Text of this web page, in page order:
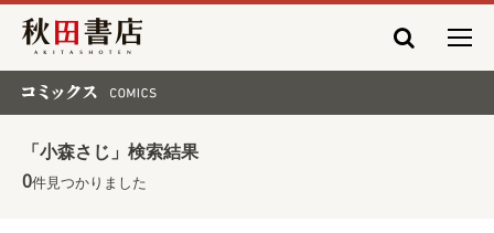
秋田書店
「小森さじ」検索結果
0件見つかりました